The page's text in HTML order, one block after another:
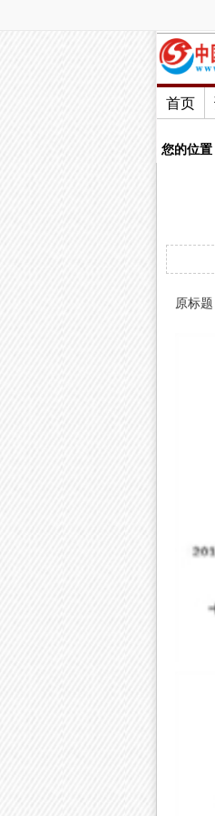
首页
您的位置
原标